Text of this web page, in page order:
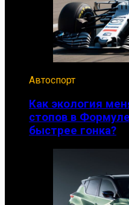
Автоспорт
Как экология
стопов в
быстрее гонка?